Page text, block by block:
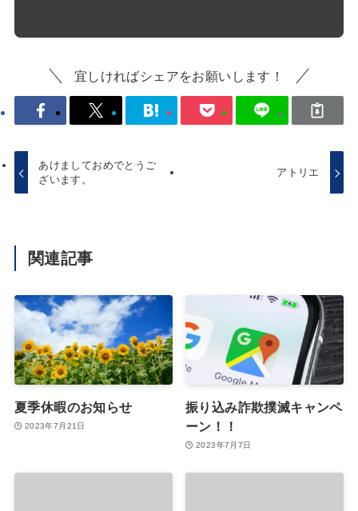
宜しければシェアをお願いします！
あけましておめでとうご
ざいます。
アトリエ
関連記事
夏季休暇のお知らせ
2023年7月21日
振り込み詐欺撲滅キャンペ
ーン！！
2023年7月7日